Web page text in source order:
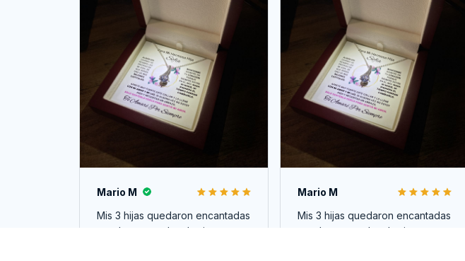
Mario M
Mis 3 hijas quedaron encantadas
muy buen regalo y las joyas muy
Mario M
Mis 3 hijas quedaron encantadas
muy buen regalo y las joyas muy